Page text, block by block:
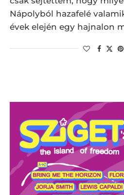
Nápolyból hazafelé
évek elején egy hajnalon